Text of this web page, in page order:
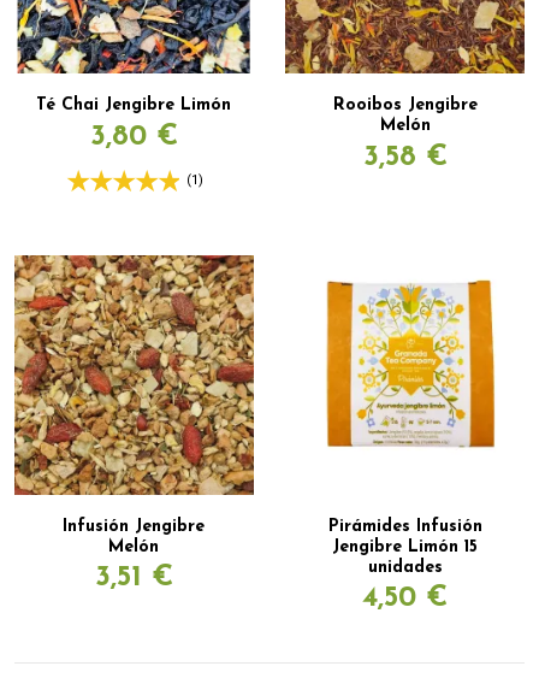
Té Chai Jengibre Limón
3,80 €
(1)
Rooibos Jengibre
Melón
3,58 €
Infusión Jengibre
Melón
3,51 €
Pirámides Infusión
Jengibre Limón 15
unidades
4,50 €